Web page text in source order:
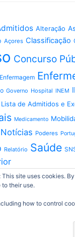
Alteração
Açores Classificação
Concurso
Enfermagem
Governo Hospital INEM
Lista de Admitidos e
Medicamento
Notícias Poderes
Relatório Saúde
site uses cookies.
their use.
how to control